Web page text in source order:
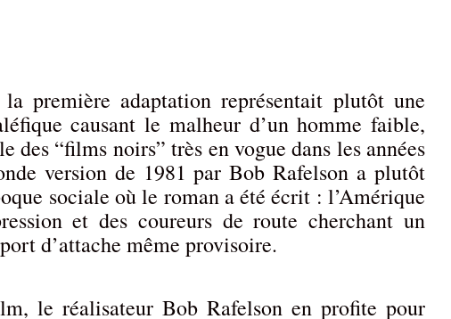
première adaptation représentait plutôt une
causant le malheur d’un homme faible,
des “films noirs” très en vogue dans les années
version de 1981 par Bob Rafelson a plutôt
sociale où le roman a été écrit : l’Amérique
et des coureurs de route cherchant un
d’attache même provisoire.
le réalisateur Bob Rafelson en profite pour